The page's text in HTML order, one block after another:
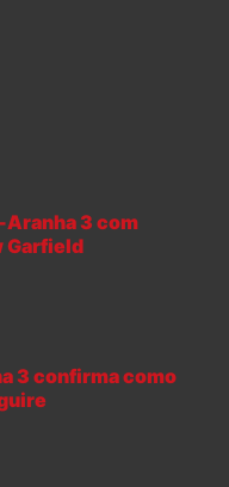
Aranha 3 com
Garfield
3 confirma como